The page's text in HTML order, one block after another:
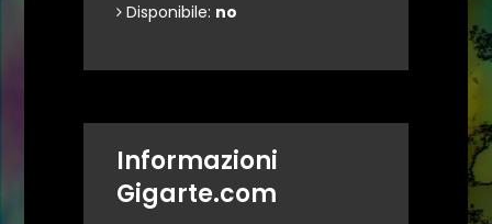
Disponibile: no
Informazioni
Gigarte.com